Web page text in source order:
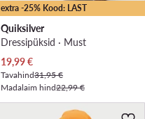
extra -25% Kood: LAST
Quiksilver
Dressipüksid · Must
Praegune hind
19,99€
Tavahind31,95 €
Madalaim hind22,99 €